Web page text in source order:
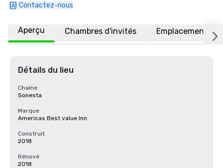
Contactez-nous
Aperçu Chambres d'invités Emplacement
Détails du lieu
Chaîne
Sonesta
Marque
Americas Best value Inn
Construit
2018
Rénové
2018